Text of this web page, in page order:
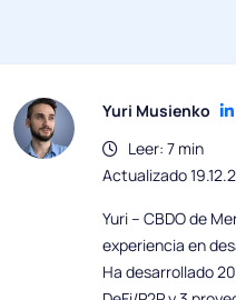
Yuri Musienko
Leer: 7 min
Actualizado
Yuri – CBDO de
experiencia en
Ha desarrollado